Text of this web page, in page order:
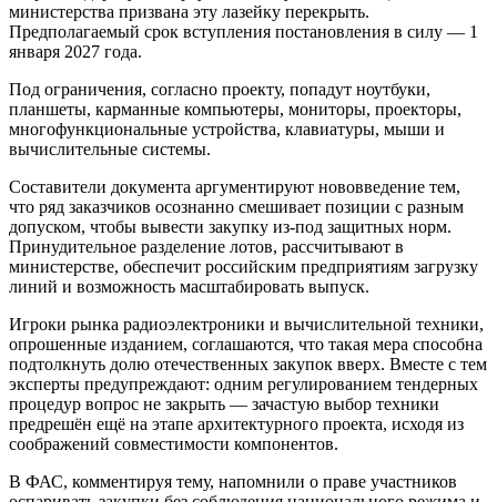
министерства призвана эту лазейку перекрыть.
Предполагаемый срок вступления постановления в силу — 1
января 2027 года.
Под ограничения, согласно проекту, попадут ноутбуки,
планшеты, карманные компьютеры, мониторы, проекторы,
многофункциональные устройства, клавиатуры, мыши и
вычислительные системы.
Составители документа аргументируют нововведение тем,
что ряд заказчиков осознанно смешивает позиции с разным
допуском, чтобы вывести закупку из-под защитных норм.
Принудительное разделение лотов, рассчитывают в
министерстве, обеспечит российским предприятиям загрузку
линий и возможность масштабировать выпуск.
Игроки рынка радиоэлектроники и вычислительной техники,
опрошенные изданием, соглашаются, что такая мера способна
подтолкнуть долю отечественных закупок вверх. Вместе с тем
эксперты предупреждают: одним регулированием тендерных
процедур вопрос не закрыть — зачастую выбор техники
предрешён ещё на этапе архитектурного проекта, исходя из
соображений совместимости компонентов.
В ФАС, комментируя тему, напомнили о праве участников